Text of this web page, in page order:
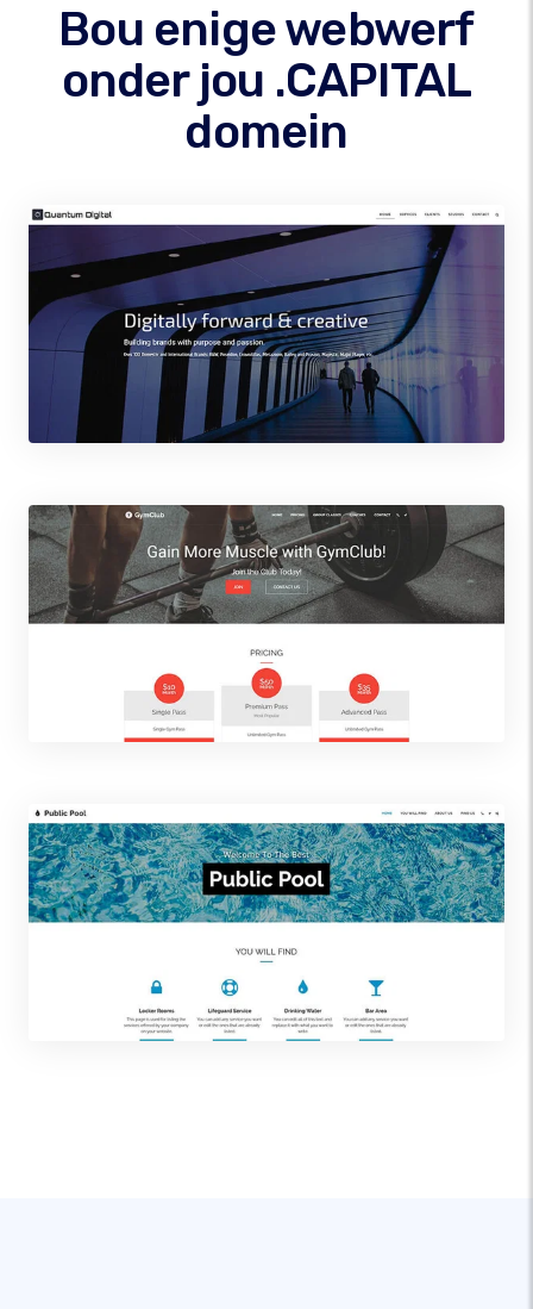
Bou enige webwerf
onder jou .CAPITAL
domein